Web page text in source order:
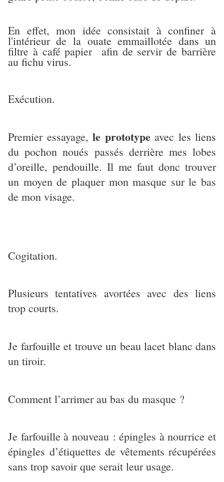
En effet, mon idée consistait à confiner à
l'intérieur de la ouate emmaillotée dans un
filtre à café papier afin de servir de barrière
au fichu virus.
Exécution.
Premier essayage, le prototypeavec les liens
du pochon noués passés derrière mes lobes
d’oreille, pendouille. Il me faut donc trouver
un moyen de plaquer mon masque sur le bas
de mon visage.
Cogitation.
Plusieurs tentatives avortées avec des liens
trop courts.
Je farfouille et trouve un beau lacet blanc dans
un tiroir.
Comment l’arrimer au bas du masque ?
Je farfouille à nouveau : épingles à nourrice et
épingles d’étiquettes de vêtements récupérées
sans trop savoir que serait leur usage.